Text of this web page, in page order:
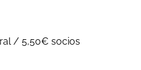
/ 5,50€ socios